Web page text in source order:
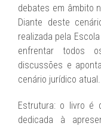
debates em âmbito
Diante deste
realizada pela
enfrentar todos
discussões e
cenário jurídico atual.
Estrutura: o livro é
dedicada à